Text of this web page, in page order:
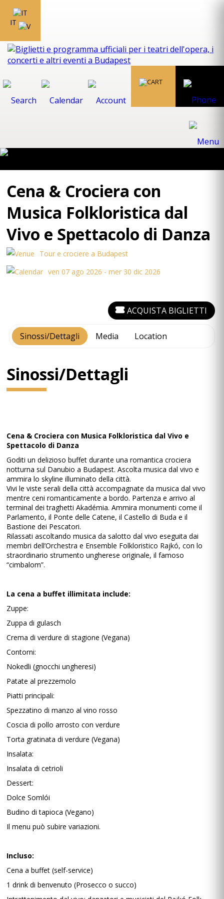
IT
Cena & Crociera con
Musica Folkloristica dal
Vivo e Spettacolo di Danza
Tour e crociere a Budapest
ven 07 ago 2026 - mer 30 dic 2026
Sinossi/Dettagli Media Location
ACQUISTA BIGLIETTI
Sinossi/Dettagli
Cena & Crociera con Musica Folkloristica dal Vivo e
Spettacolo di Danza
Goditi un delizioso buffet durante una romantica crociera
notturna sul Danubio a Budapest. Ascolta musica dal vivo e
ammira lo skyline illuminato della città.
Vivi le viste serali della città accompagnate da musica dal vivo
mentre ceni romanticamente a bordo. Partenza e arrivo al
terminal dei traghetti Akadémia. Ammira monumenti come il
Parlamento, il Ponte delle Catene, il Castello di Buda e il
Bastione dei Pescatori.
Rilassati ascoltando musica da salotto dal vivo eseguita dai
membri dell’Orchestra e Ensemble Folkloristico Rajkó, con lo
straordinario strumento ungherese originale, il famoso
“cimbalom”.
La cena a buffet illimitata include:
Zuppe:
Zuppa di gulasch
Crema di verdure di stagione (Vegana)
Contorni:
Nokedli (gnocchi ungheresi)
Patate al prezzemolo
Piatti principali:
Spezzatino di manzo al vino rosso
Coscia di pollo arrosto con verdure
Torta gratinata di verdure (Vegana)
Insalata:
Insalata di cetrioli
Dessert:
Dolce Somlói
Budino di tapioca (Vegano)
Il menu può subire variazioni.
Incluso:
Cena a buffet (self-service)
1 drink di benvenuto (Prosecco o succo)